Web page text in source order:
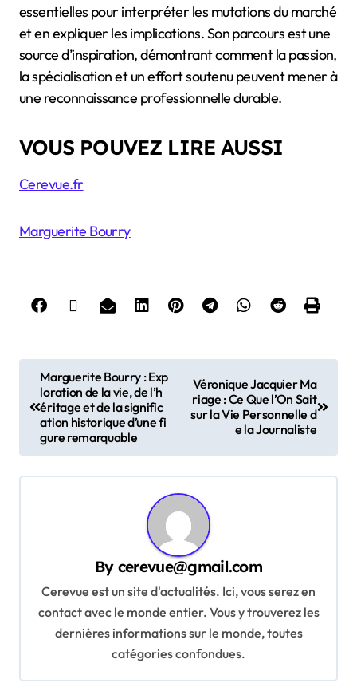
essentielles pour interpréter les mutations du marché
et en expliquer les implications. Son parcours est une
source d’inspiration, démontrant comment la passion,
la spécialisation et un effort soutenu peuvent mener à
une reconnaissance professionnelle durable.
VOUS POUVEZ LIRE AUSSI
Cerevue.fr
Marguerite Bourry
t
n
Marguerite Bourry : Exp
loration de la vie, de l’h
éritage et de la signific
ation historique d’une fi
gure remarquable
Véronique Jacquier Ma
riage : Ce Que l’On Sait
sur la Vie Personnelle d
e la Journaliste
By cerevue@gmail.com
Cerevue est un site d'actualités. Ici, vous serez en
contact avec le monde entier. Vous y trouverez les
dernières informations sur le monde, toutes
catégories confondues.